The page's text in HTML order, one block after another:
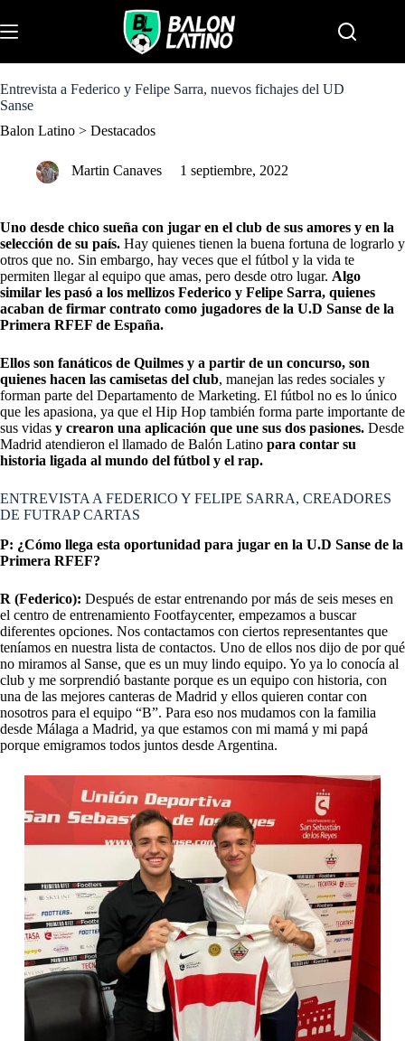
k
i
o
c
n
Entrevista a Federico y Felipe Sarra, nuevos fichajes del UD
Sanse
Balon Latino > Destacados
Martin Canaves 1 septiembre, 2022
Uno desde chico sueña con jugar en el club de sus amores y en la
selección de su país. Hay quienes tienen la buena fortuna de lograrlo y
otros que no. Sin embargo, hay veces que el fútbol y la vida te
permiten llegar al equipo que amas, pero desde otro lugar. Algo
similar les pasó a los mellizos Federico y Felipe Sarra, quienes
acaban de firmar contrato como jugadores de la U.D Sanse de la
Primera RFEF de España.
Ellos son fanáticos de Quilmes y a partir de un concurso, son
quienes hacen las camisetas del club, manejan las redes sociales y
forman parte del Departamento de Marketing. El fútbol no es lo único
que les apasiona, ya que el Hip Hop también forma parte importante de
sus vidas y crearon una aplicación que une sus dos pasiones. Desde
Madrid atendieron el llamado de Balón Latino para contar su
historia ligada al mundo del fútbol y el rap.
ENTREVISTA A FEDERICO Y FELIPE SARRA, CREADORES
DE FUTRAP CARTAS
P: ¿Cómo llega esta oportunidad para jugar en la U.D Sanse de la
Primera RFEF?
R (Federico): Después de estar entrenando por más de seis meses en
el centro de entrenamiento Footfaycenter, empezamos a buscar
diferentes opciones. Nos contactamos con ciertos representantes que
teníamos en nuestra lista de contactos. Uno de ellos nos dijo de por qué
no miramos al Sanse, que es un muy lindo equipo. Yo ya lo conocía al
club y me sorprendió bastante porque es un equipo con historia, con
una de las mejores canteras de Madrid y ellos quieren contar con
nosotros para el equipo “B”. Para eso nos mudamos con la familia
desde Málaga a Madrid, ya que estamos con mi mamá y mi papá
porque emigramos todos juntos desde Argentina.